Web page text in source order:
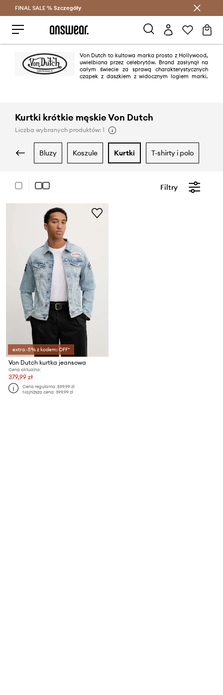
Oszczędzaj z Answear Club >
FINAL SALE % Szczegóły
Von Dutch to kultowa marka prosto z Hollywood,
uwielbiana przez celebrytów. Brand zasłynął na
całym świecie za sprawą charakterystycznych
czapek z daszkiem z widocznym logiem marki.
Kurtki krótkie męskie Von Dutch
Liczba wybranych produktów: 1
bluzy koszule kurtki t-shirty i polo
Filtry
extra -5% z kodem: OFF*
Von Dutch kurtka jeansowa
Cena aktualna:
379,99 zł
Cena regularna:599,99 zł
Najniższa cena:399,99 zł